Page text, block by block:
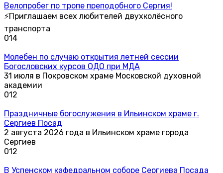
Велопробег по тропе преподобного Сергия!
⚡Приглашаем всех любителей двухколёсного
транспорта
014
Молебен по случаю открытия летней сессии
Богословских курсов ОДО при МДА
31 июля в Покровском храме Московской духовной
академии
012
Праздничные богослужения в Ильинском храме г.
Сергиев Посад
2 августа 2026 года в Ильинском храме города
Сергиев
012
В Успенском кафедральном соборе Сергиева Посада